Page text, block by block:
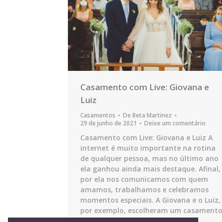
Casamento com Live: Giovana e
Luiz
Casamentos De Beta Martinez
29 de junho de 2021
Deixe um comentário
Casamento com Live: Giovana e Luiz A
internet é muito importante na rotina
de qualquer pessoa, mas no último ano
ela ganhou ainda mais destaque. Afinal,
por ela nos comunicamos com quem
amamos, trabalhamos e celebramos
momentos especiais. A Giovana e o Luiz,
por exemplo, escolheram um casamento